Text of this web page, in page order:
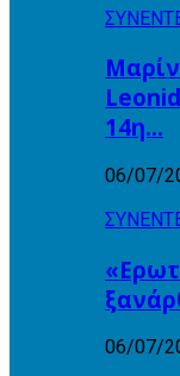
14η…
06/07/
06/07/